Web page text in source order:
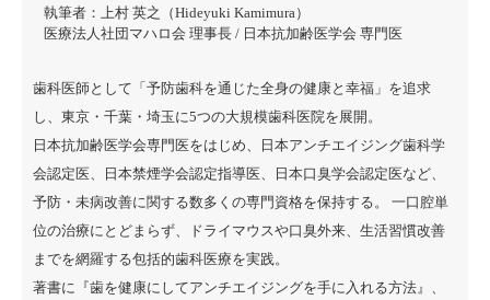
執筆者： 上村 英之（Hideyuki Kamimura）
医療法人社団マハロ会 理事長 / 日本抗加齢医学会 専門医
歯科医師として「予防歯科を通じた全身の健康と幸福」を追求
し、東京・千葉・埼玉に5つの大規模歯科医院を展開。
日本抗加齢医学会専門医をはじめ、日本アンチエイジング歯科学
会認定医、日本禁煙学会認定指導医、日本口臭学会認定医など、
予防・未病改善に関する数多くの専門資格を保持する。 一口腔単
位の治療にとどまらず、ドライマウスや口臭外来、生活習慣改善
までを網羅する包括的歯科医療を実践。
著書に『歯を健康にしてアンチエイジングを手に入れる方法』、